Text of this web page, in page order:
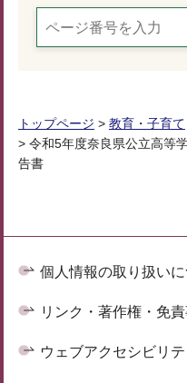
トップページ > 教育・子育て
> 令和5年度奈良県公立高等
告書
個人情報の取り扱い
リンク・著作権・免
ウェブアクセシビリテ